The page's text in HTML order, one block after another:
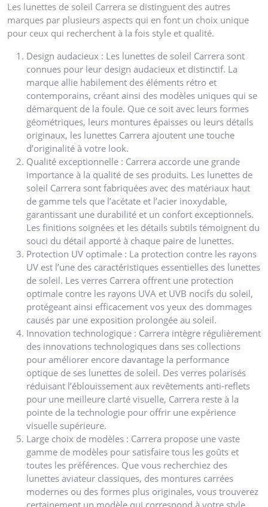
Les lunettes de soleil Carrera se distinguent des autres
marques par plusieurs aspects qui en font un choix unique
pour ceux qui recherchent à la fois style et qualité.
Design audacieux : Les lunettes de soleil Carrera sont
connues pour leur design audacieux et distinctif. La
marque allie habilement des éléments rétro et
contemporains, créant ainsi des modèles uniques qui se
démarquent de la foule. Que ce soit avec leurs formes
géométriques, leurs montures épaisses ou leurs détails
originaux, les lunettes Carrera ajoutent une touche
d’originalité à votre look.
Qualité exceptionnelle : Carrera accorde une grande
importance à la qualité de ses produits. Les lunettes de
soleil Carrera sont fabriquées avec des matériaux haut
de gamme tels que l’acétate et l’acier inoxydable,
garantissant une durabilité et un confort exceptionnels.
Les finitions soignées et les détails subtils témoignent du
souci du détail apporté à chaque paire de lunettes.
Protection UV optimale : La protection contre les rayons
UV est l’une des caractéristiques essentielles des lunettes
de soleil. Les verres Carrera offrent une protection
optimale contre les rayons UVA et UVB nocifs du soleil,
protégeant ainsi efficacement vos yeux des dommages
causés par une exposition prolongée au soleil.
Innovation technologique : Carrera intègre régulièrement
des innovations technologiques dans ses collections
pour améliorer encore davantage la performance
optique de ses lunettes de soleil. Des verres polarisés
réduisant l’éblouissement aux revêtements anti-reflets
pour une meilleure clarté visuelle, Carrera reste à la
pointe de la technologie pour offrir une expérience
visuelle supérieure.
Large choix de modèles : Carrera propose une vaste
gamme de modèles pour satisfaire tous les goûts et
toutes les préférences. Que vous recherchiez des
lunettes aviateur classiques, des montures carrées
modernes ou des formes plus originales, vous trouverez
certainement un modèle qui correspond à votre style